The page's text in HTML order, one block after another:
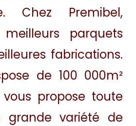
Chez Premibel,
parquets
fabrications.
de 100 000m²
propose toute
grande variété de